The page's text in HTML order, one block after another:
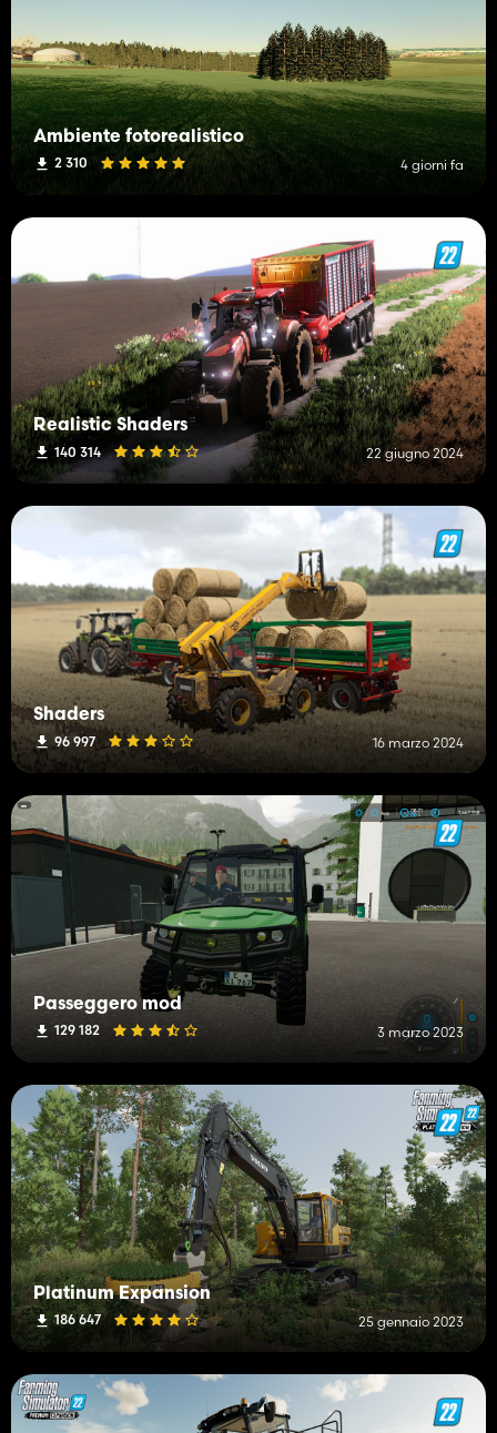
Ambiente fotorealistico
2 310 4 giorni fa
Realistic Shaders
140 314 22 giugno 2024
Shaders
96 997 16 marzo 2024
Passeggero mod
129 182 3 marzo 2023
Platinum Expansion
186 647 25 gennaio 2023